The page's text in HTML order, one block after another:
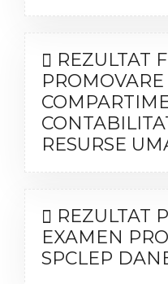
REZULTAT
RESURSE
REZULTAT
EXAMEN
SPCLEP